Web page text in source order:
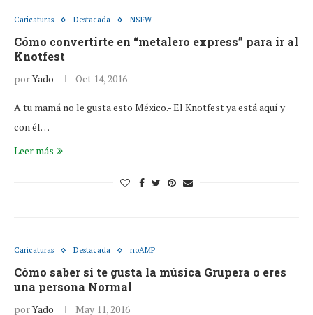
Caricaturas Destacada NSFW
Cómo convertirte en “metalero express” para ir al
Knotfest
porYado Oct 14, 2016
A tu mamá no le gusta esto México.- El Knotfest ya está aquí y
con él…
Leer más
Caricaturas Destacada noAMP
Cómo saber si te gusta la música Grupera o eres
una persona Normal
porYado May 11, 2016